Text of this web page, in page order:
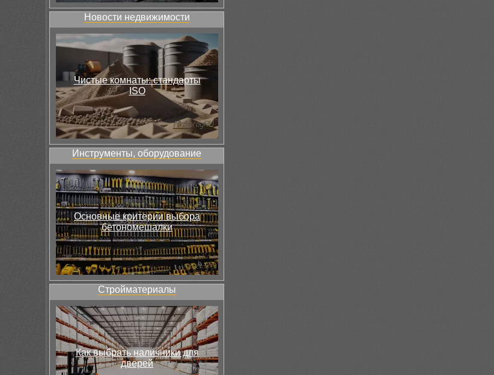
Новости недвижимости
Чистые комнаты: стандарты
ISO
Инструменты, оборудование
Основные критерии выбора
бетономешалки
Стройматериалы
Как выбрать наличники для
дверей